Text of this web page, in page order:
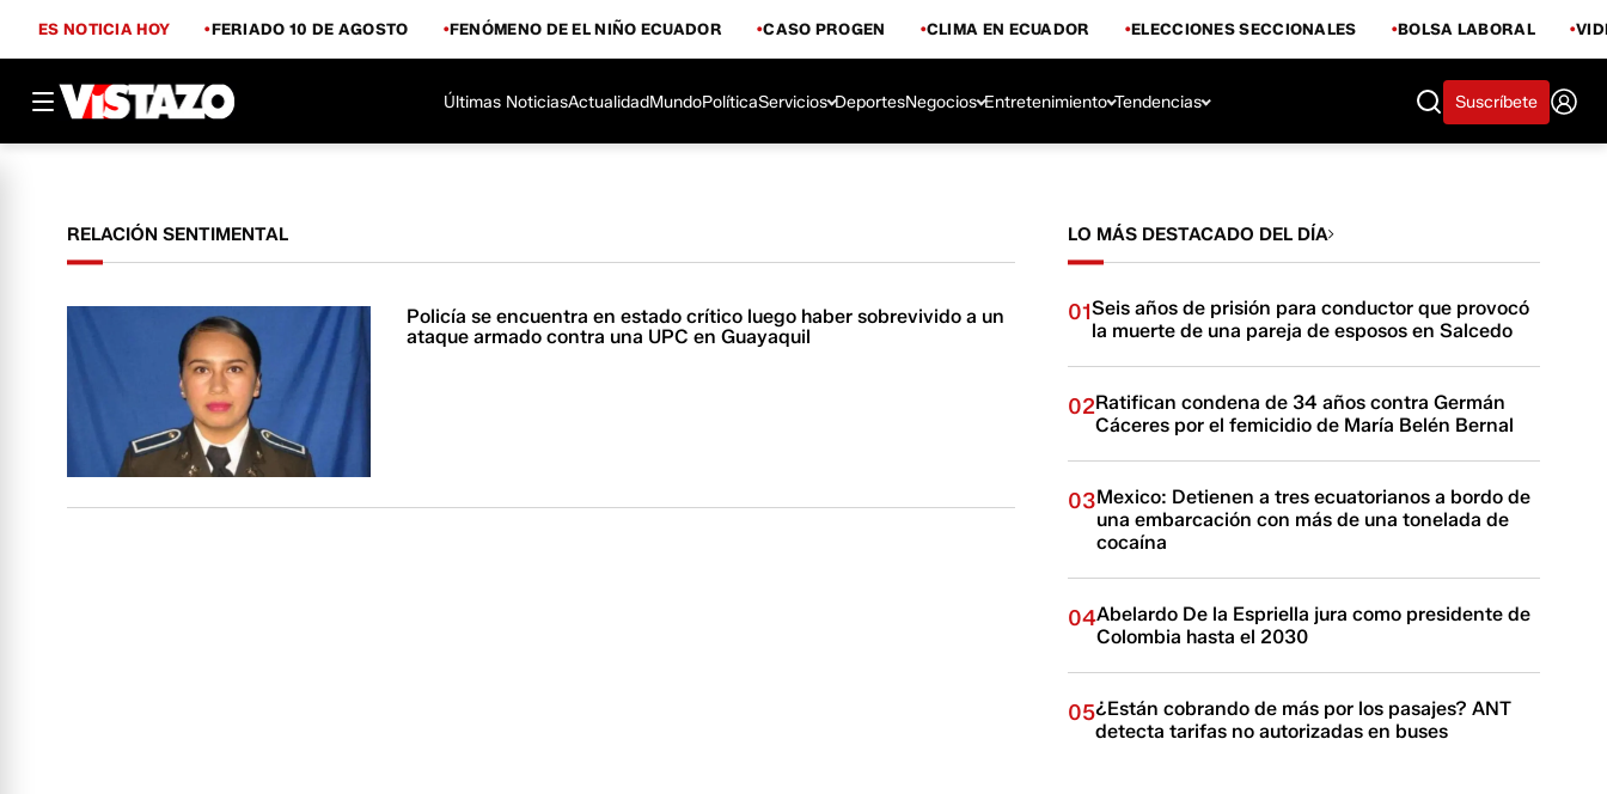
ES NOTICIA HOY FERIADO 10 DE AGOSTO FENÓMENO DE EL NIÑO ECUADOR CASO PROGEN CLIMA EN ECUADOR ELECCIONES SECCIONALES BOLSA LABORAL
Últimas NoticiasActualidadMundoPolíticaServicios DeportesNegocios Entretenimiento Tendencias Suscríbete
RELACIÓN SENTIMENTAL
Policía se encuentra en estado crítico luego haber sobrevivido a un
ataque armado contra una UPC en Guayaquil
LO MÁS DESTACADO DEL DÍA
01Seis años de prisión para conductor que provocó
la muerte de una pareja de esposos en Salcedo
02Ratifican condena de 34 años contra Germán
Cáceres por el femicidio de María Belén Bernal
03Mexico: Detienen a tres ecuatorianos a bordo de
una embarcación con más de una tonelada de
cocaína
04Abelardo De la Espriella jura como presidente de
Colombia hasta el 2030
05¿Están cobrando de más por los pasajes? ANT
detecta tarifas no autorizadas en buses